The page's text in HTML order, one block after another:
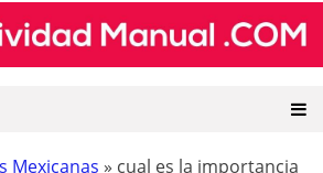
MANUAL
sobre artesanias mexicanas, goma
y pintura decorativa.
Mexicanas » cual es la importancia